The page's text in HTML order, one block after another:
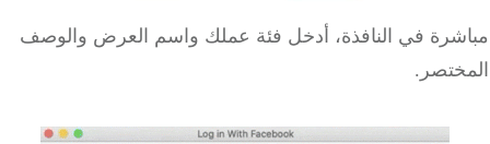
في النافذة، أدخل فئة عملك واسم العرض والوصف